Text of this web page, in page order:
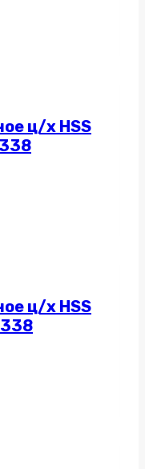
ц/х HSS
ц/х HSS